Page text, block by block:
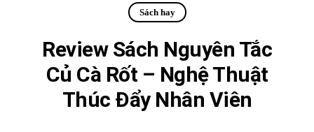
Sách hay
Review Sách Nguyên Tắc
Củ Cà Rốt – Nghệ Thuật
Thúc Đẩy Nhân Viên